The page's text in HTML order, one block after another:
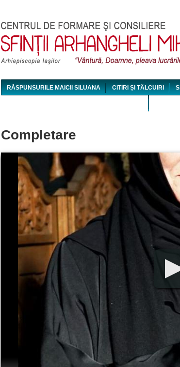
RĂSPUNSURILE MAICII SILUANA CITIRI ȘI TÂLCUIRI
Completare